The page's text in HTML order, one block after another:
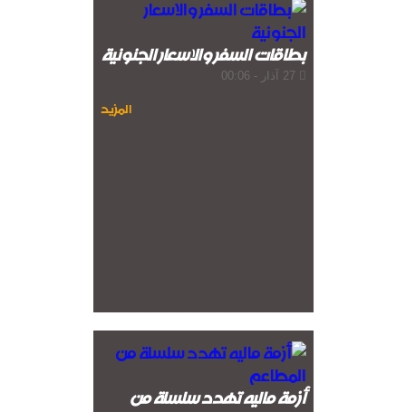
بطاقات السفر والاسعار الجنونية
المزيد
أزمة ماليه تهدد سلسلة من